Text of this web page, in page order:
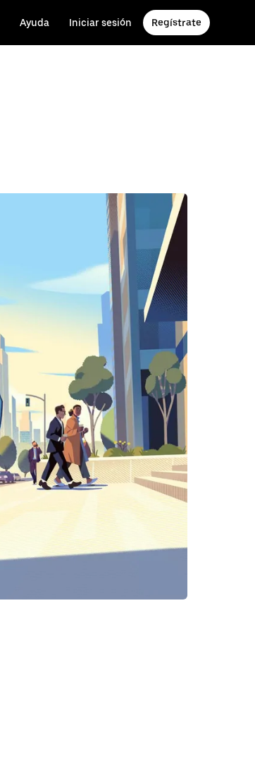
Ayuda Iniciar sesión Regístrate